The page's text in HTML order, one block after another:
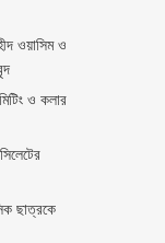
ওয়াসিম ও
ও কলার
ছাত্রকে